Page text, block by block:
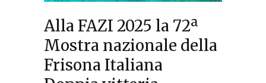
Alla FAZI 2025 la 72ª
Mostra nazionale della
Frisona Italiana